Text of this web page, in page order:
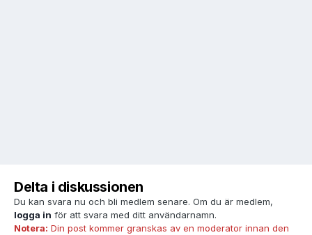
Delta i diskussionen
Du kan svara nu och bli medlem senare. Om du är medlem,
logga in för att svara med ditt användarnamn.
Notera: Din post kommer granskas av en moderator innan den